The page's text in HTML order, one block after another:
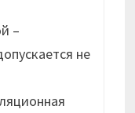
–
не